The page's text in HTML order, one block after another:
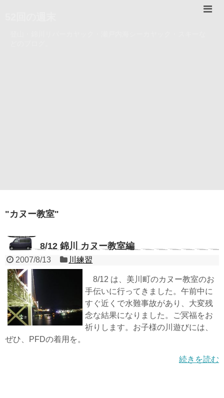
"カヌー教室"
8/12 錦川 カヌー教室編
2007/8/13 川練習
8/12 は、美川町のカヌー教室のお
手伝いに行ってきました。午前中に
すぐ近くで水難事故があり、大変残
念な結果になりました。ご冥福をお
祈りします。お子様の川遊びには、
ぜひ、PFDの着用を。
続きを読む